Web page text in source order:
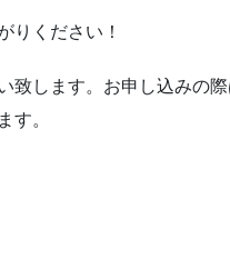
りください！
致します。お申し込みの
す。